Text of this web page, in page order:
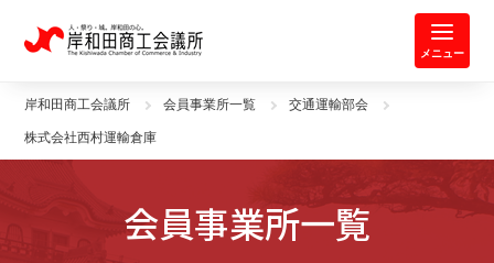
岸和田商工会議所 | 人・祭り・城。
メニュー
岸和田商工会議所 会員事業所一覧 交通運輸部会
株式会社西村運輸倉庫
会員事業所一覧